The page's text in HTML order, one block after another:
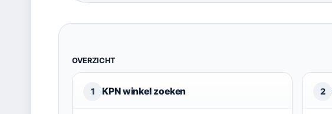
OVERZICHT
1 KPN winkel zoeken 2